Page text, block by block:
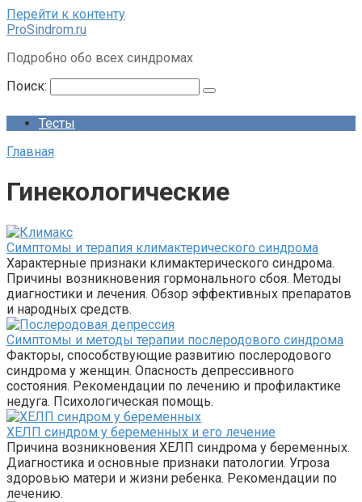
Перейти к контенту
ProSindrom.ru
Подробно обо всех синдромах
Поиск:
Тесты
Главная
Гинекологические
Симптомы и терапия климактерического синдрома
Характерные признаки климактерического синдрома.
Причины возникновения гормонального сбоя. Методы
диагностики и лечения. Обзор эффективных препаратов
и народных средств.
Симптомы и методы терапии послеродового синдрома
Факторы, способствующие развитию послеродового
синдрома у женщин. Опасность депрессивного
состояния. Рекомендации по лечению и профилактике
недуга. Психологическая помощь.
ХЕЛП синдром у беременных и его лечение
Причина возникновения ХЕЛП синдрома у беременных.
Диагностика и основные признаки патологии. Угроза
здоровью матери и жизни ребенка. Рекомендации по
лечению.